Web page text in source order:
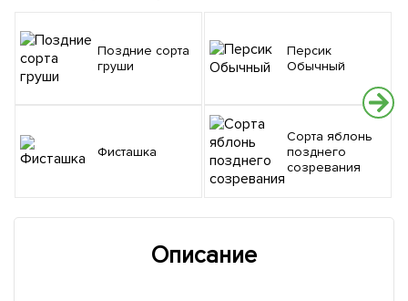
Поздние сорта
груши
Фисташка
Персик
Обычный
Сорта яблонь
позднего
созревания
Описание